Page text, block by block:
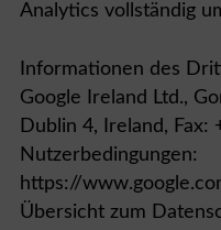
Analytics vollständig
Informationen des
Google Ireland Ltd.,
Dublin 4, Ireland, Fax:
Nutzerbedingungen:
https://
Übersicht zum